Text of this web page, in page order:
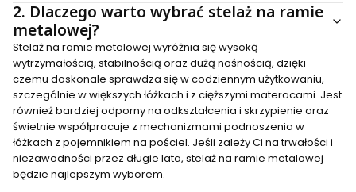
2. Dlaczego warto wybrać stelaż na ramie
metalowej?
Stelaż na ramie metalowej wyróżnia się wysoką
wytrzymałością, stabilnością oraz dużą nośnością, dzięki
czemu doskonale sprawdza się w codziennym użytkowaniu,
szczególnie w większych łóżkach i z cięższymi materacami. Jest
również bardziej odporny na odkształcenia i skrzypienie oraz
świetnie współpracuje z mechanizmami podnoszenia w
łóżkach z pojemnikiem na pościel. Jeśli zależy Ci na trwałości i
niezawodności przez długie lata, stelaż na ramie metalowej
będzie najlepszym wyborem.